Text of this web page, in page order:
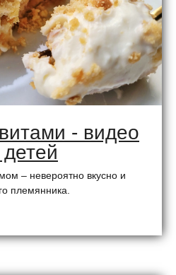
- видео
– невероятно вкусно и
племянника.